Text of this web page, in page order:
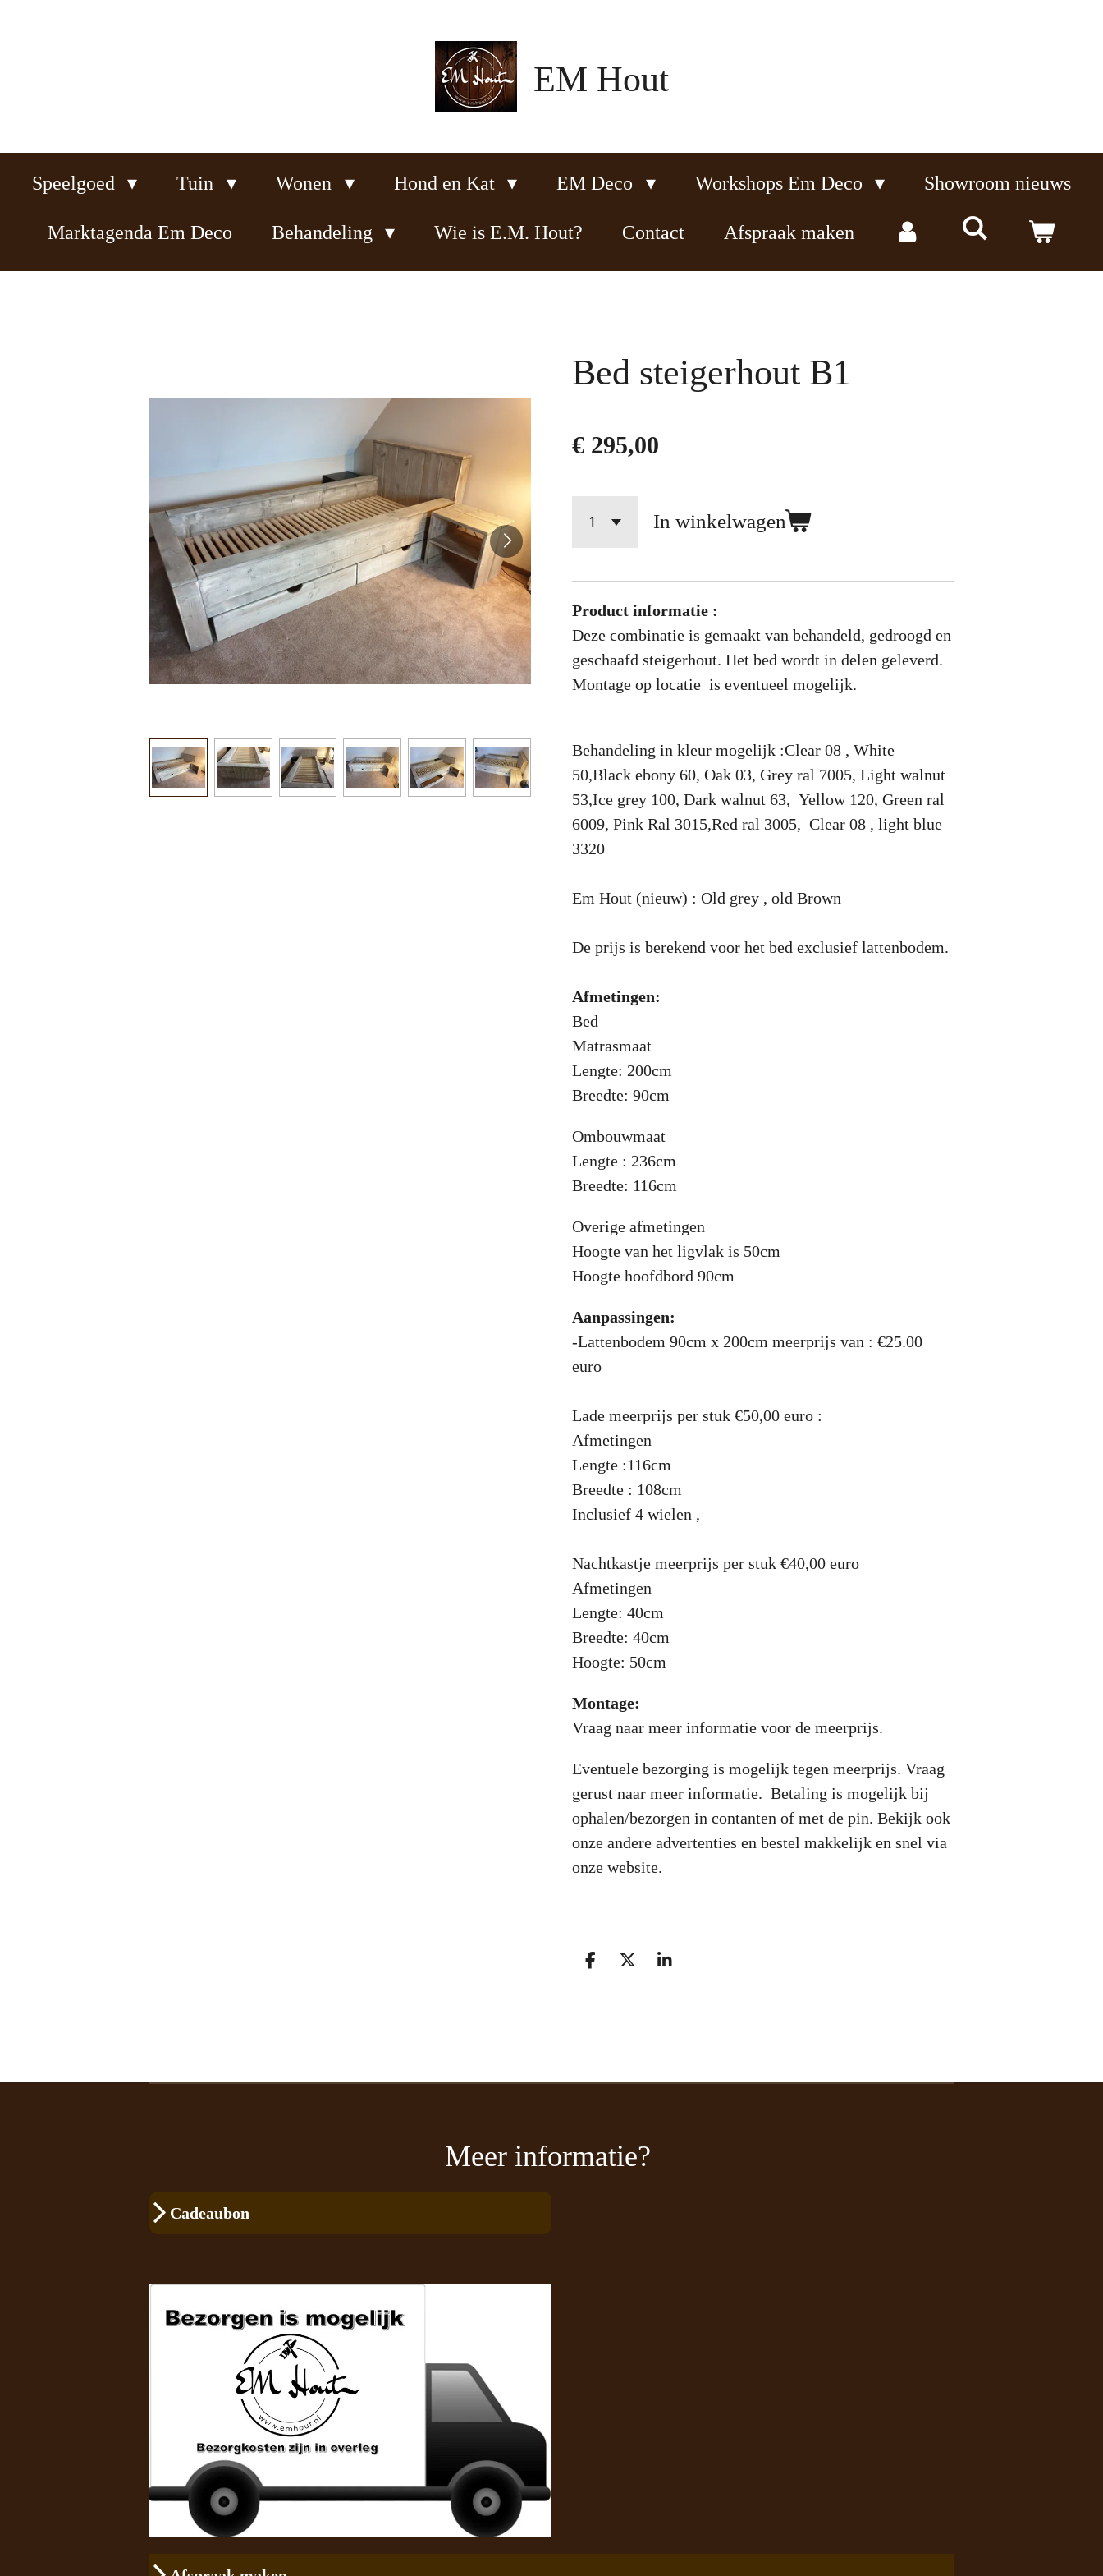
EM Hout
Speelgoed Tuin Wonen Hond en Kat EM Deco Workshops Em Deco Showroom nieuws
Marktagenda Em Deco Behandeling Wie is E.M. Hout? Contact Afspraak maken
Bed steigerhout B1
€ 295,00
In winkelwagen
Product informatie :
Deze combinatie is gemaakt van behandeld, gedroogd en
geschaafd steigerhout. Het bed wordt in delen geleverd.
Montage op locatie is eventueel mogelijk.
Behandeling in kleur mogelijk :Clear 08 , White
50,Black ebony 60, Oak 03, Grey ral 7005, Light walnut
53,Ice grey 100, Dark walnut 63, Yellow 120, Green ral
6009, Pink Ral 3015,Red ral 3005, Clear 08 , light blue
3320
Em Hout (nieuw) : Old grey , old Brown
De prijs is berekend voor het bed exclusief lattenbodem.
Afmetingen:
Bed
Matrasmaat
Lengte: 200cm
Breedte: 90cm
Ombouwmaat
Lengte : 236cm
Breedte: 116cm
Overige afmetingen
Hoogte van het ligvlak is 50cm
Hoogte hoofdbord 90cm
Aanpassingen:
-Lattenbodem 90cm x 200cm meerprijs van : €25.00
euro
Lade meerprijs per stuk €50,00 euro :
Afmetingen
Lengte :116cm
Breedte : 108cm
Inclusief 4 wielen ,
Nachtkastje meerprijs per stuk €40,00 euro
Afmetingen
Lengte: 40cm
Breedte: 40cm
Hoogte: 50cm
Montage:
Vraag naar meer informatie voor de meerprijs.
Eventuele bezorging is mogelijk tegen meerprijs. Vraag
gerust naar meer informatie. Betaling is mogelijk bij
ophalen/bezorgen in contanten of met de pin. Bekijk ook
onze andere advertenties en bestel makkelijk en snel via
onze website.
D
D
S
Meer informatie?
Cadeaubon